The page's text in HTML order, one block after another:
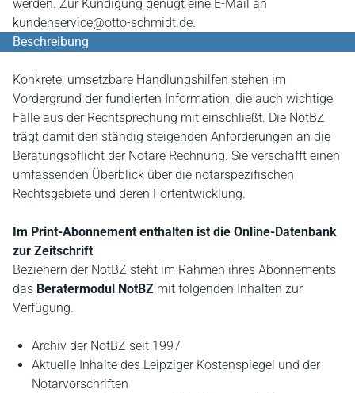
werden. Zur Kündigung genügt eine E-Mail an
kundenservice@otto-schmidt.de.
Beschreibung
Konkrete, umsetzbare Handlungshilfen stehen im
Vordergrund der fundierten Information, die auch wichtige
Fälle aus der Rechtsprechung mit einschließt. Die NotBZ
trägt damit den ständig steigenden Anforderungen an die
Beratungspflicht der Notare Rechnung. Sie verschafft einen
umfassenden Überblick über die notarspezifischen
Rechtsgebiete und deren Fortentwicklung.
Im Print-Abonnement enthalten ist die Online-Datenbank
zur Zeitschrift
Beziehern der NotBZ steht im Rahmen ihres Abonnements
das Beratermodul NotBZ mit folgenden Inhalten zur
Verfügung.
Archiv der NotBZ seit 1997
Aktuelle Inhalte des Leipziger Kostenspiegel und der
Notarvorschriften